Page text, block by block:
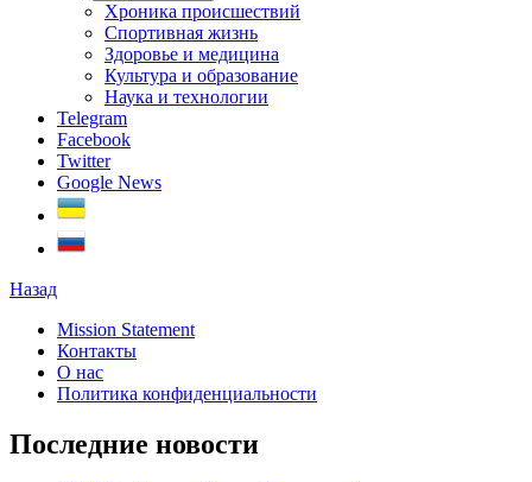
Хроника происшествий
Спортивная жизнь
Здоровье и медицина
Культура и образование
Наука и технологии
Telegram
Facebook
Twitter
Google News
Назад
Mission Statement
Контакты
О нас
Политика конфиденциальности
Последние новости